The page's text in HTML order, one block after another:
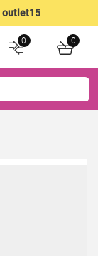
outlet15
0 0